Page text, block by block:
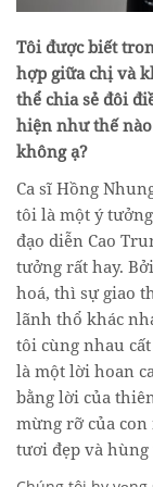
Tôi được biết
hợp giữa chị và
thể chia sẻ đôi
hiện như thế
không ạ?
Ca sĩ Hồng
tôi là một ý
đạo diễn Cao
tưởng rất hay.
hoá, thì sự giao
lãnh thổ khác
tôi cùng nhau
là một lời hoan
bằng lời của
mừng rỡ của
tươi đẹp và